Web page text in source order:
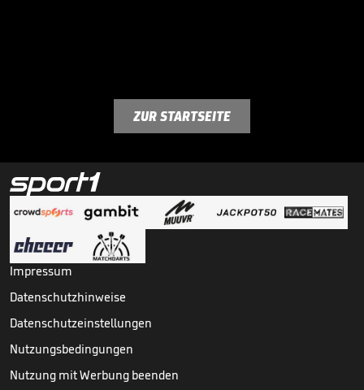
ZUR STARTSEITE
Impressum
Datenschutzhinweise
Datenschutzeinstellungen
Nutzungsbedingungen
Nutzung mit Werbung beenden